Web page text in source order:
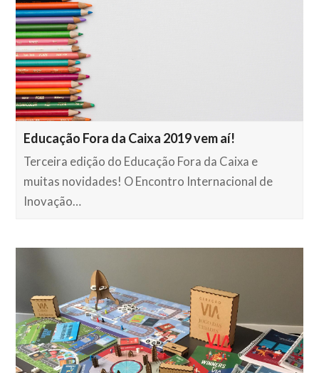
Educação Fora da Caixa 2019 vem aí!
Terceira edição do Educação Fora da Caixa e
muitas novidades! O Encontro Internacional de
Inovação…